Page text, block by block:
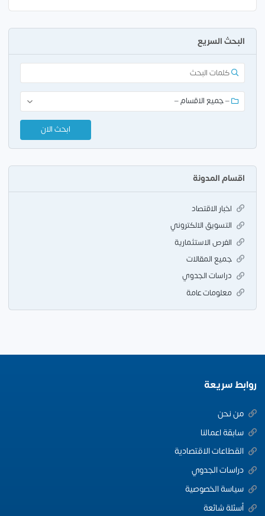
البحث السريع
اقسام المدونة
اخبار الاقتصاد
التسويق الالكتروني
الفرص الاستثمارية
جميع المقالات
دراسات الجدوي
معلومات عامة
روابط سريعة
من نحن
سابقة اعمالنا
القطاعات الاقتصادية
دراسات الجدوي
سياسة الخصوصية
أسئلة شائعة